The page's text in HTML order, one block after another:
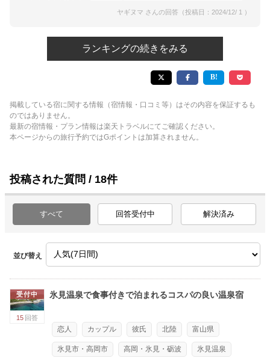
ヤギヌマ さんの回答（投稿日：2024/12/ 1 ）
ランキングの続きをみる
掲載している宿に関する情報（宿情報・口コミ等）はその内容を保証するも
のではありません。
最新の宿情報・プラン情報は楽天トラベルにてご確認ください。
本ページからの旅行予約ではGポイントは加算されません。
投稿された質問 / 18件
すべて 回答受付中 解決済み
並び替え
受付中
15 回答
氷見温泉で食事付きで泊まれるコスパの良い温泉宿
恋人 カップル 彼氏 北陸 富山県
氷見市・高岡市 高岡・氷見・砺波 氷見温泉